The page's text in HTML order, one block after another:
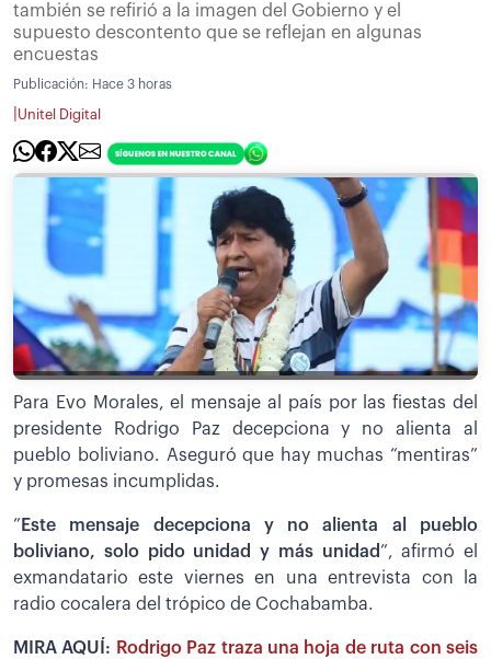
también se refirió a la imagen del Gobierno y el
supuesto descontento que se reflejan en algunas
encuestas
Publicación: Hace 3 horas
Unitel Digital
Para Evo Morales, el mensaje al país por las fiestas del
presidente Rodrigo Paz decepciona y no alienta al
pueblo boliviano. Aseguró que hay muchas “mentiras”
y promesas incumplidas.
” Este mensaje decepciona y no alienta al pueblo
boliviano, solo pido unidad y más unidad ”, afirmó el
exmandatario este viernes en una entrevista con la
radio cocalera del trópico de Cochabamba.
MIRA AQUÍ: Rodrigo Paz traza una hoja de ruta con seis